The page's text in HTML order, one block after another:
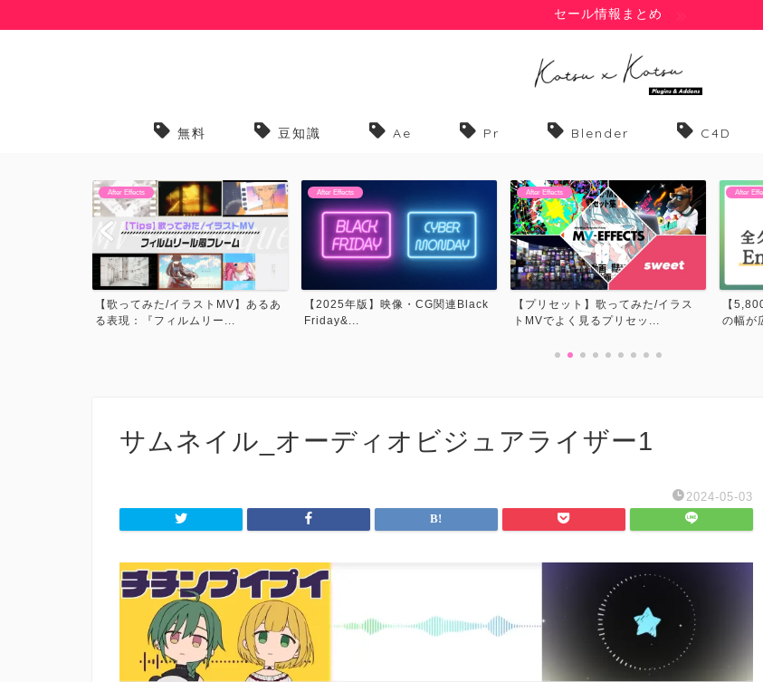
セール情報まとめ
無料 豆知識 Ae Pr Blender C4D
After Effects
【2025年版】映像・CG関連Black
Friday&...
After Effects
【プリセット】歌ってみた/イラス
トMVでよく見るプリセッ...
After Effects
【5,800万の素材が使い放題】表現
の幅が広がるサブスク...
After
【フ
MVで
サムネイル_オーディオビジュアライザー1
2024-05-03